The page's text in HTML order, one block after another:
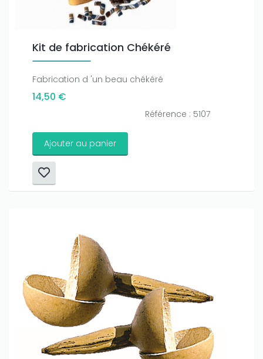
Kit de fabrication Chékéré
Fabrication d 'un beau chékéré
14,50 €
Référence : 5107
Ajouter au panier